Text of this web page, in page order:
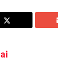
subtilumu